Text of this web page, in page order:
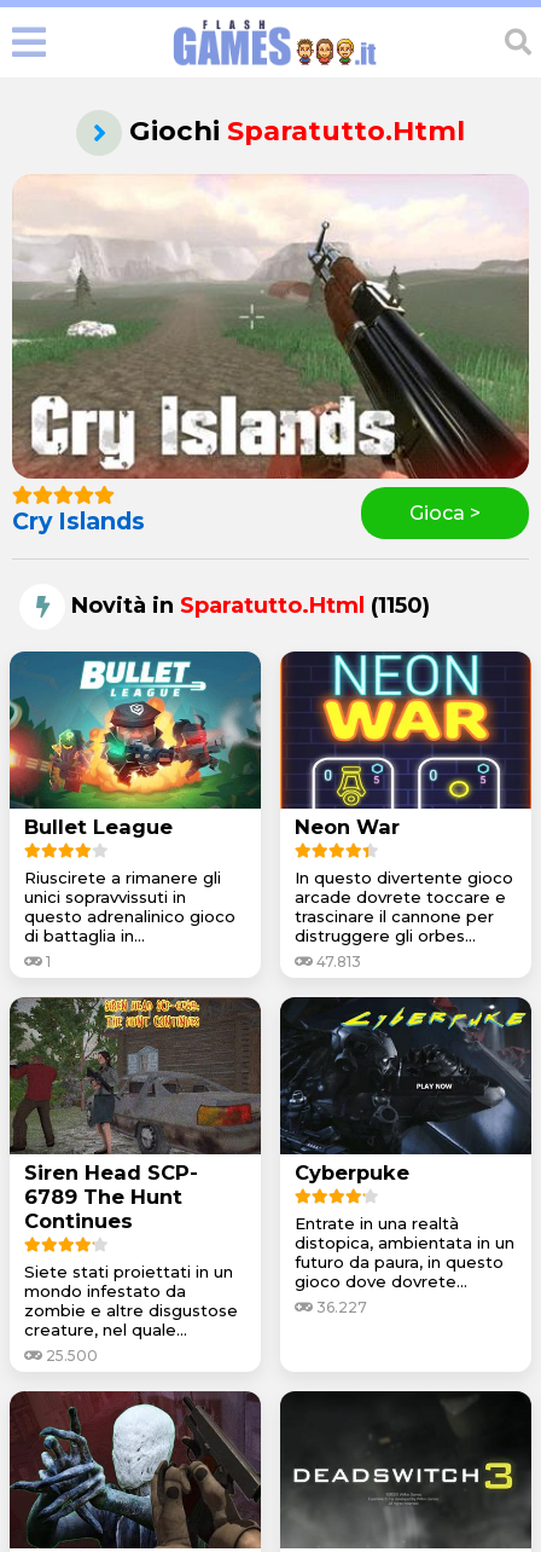
Giochi Sparatutto.html
Cry Islands Gioca >
Novità in Sparatutto.html (1150)
Bullet League
Riuscirete a rimanere gli
unici sopravvissuti in
questo adrenalinico gioco
di battaglia in...
1
Neon War
In questo divertente gioco
arcade dovrete toccare e
trascinare il cannone per
distruggere gli orbes...
47.813
Siren Head SCP-
6789 The Hunt
Continues
Siete stati proiettati in un
mondo infestato da
zombie e altre disgustose
creature, nel quale...
25.500
Cyberpuke
Entrate in una realtà
distopica, ambientata in un
futuro da paura, in questo
gioco dove dovrete...
36.227